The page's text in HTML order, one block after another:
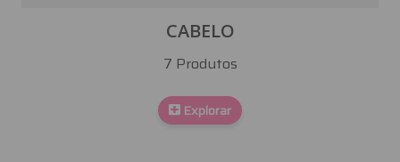
CABELO
7 Produtos
Explorar